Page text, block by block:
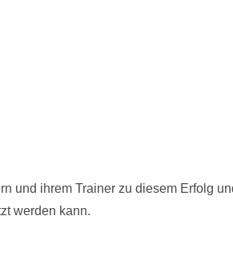
und ihrem Trainer zu diesem Erfolg
werden kann.